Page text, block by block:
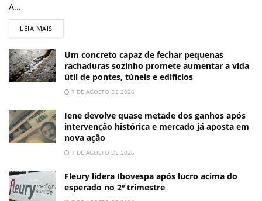
A...
LEIA MAIS
Um concreto capaz de fechar pequenas
rachaduras sozinho promete aumentar a vida
útil de pontes, túneis e edifícios
7 DE AGOSTO DE 2026
Iene devolve quase metade dos ganhos após
intervenção histórica e mercado já aposta em
nova ação
7 DE AGOSTO DE 2026
Fleury lidera Ibovespa após lucro acima do
esperado no 2º trimestre